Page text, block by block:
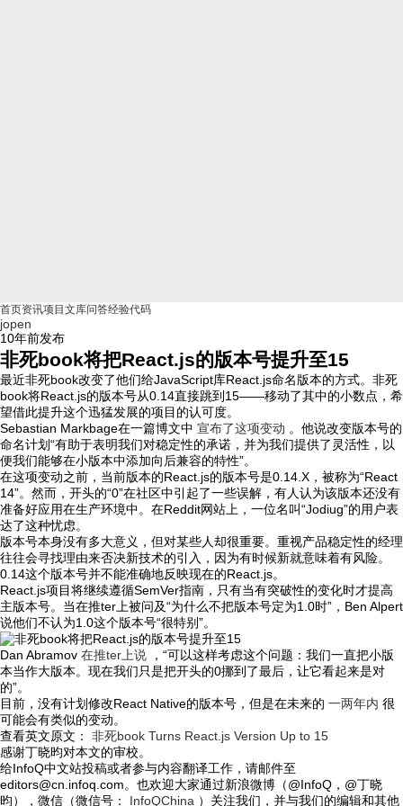
首页资讯项目 文库问答经验代码
jopen
10年前发布
非死book将把React.js的版本号提升至15
最近非死book改变了他们给JavaScript库React.js命名版本的方式。非死
book将React.js的版本号从0.14直接跳到15——移动了其中的小数点，希
望借此提升这个迅猛发展的项目的认可度。
Sebastian Markbage在一篇博文中 宣布了这项变动 。他说改变版本号的
命名计划“有助于表明我们对稳定性的承诺，并为我们提供了灵活性，以
便我们能够在小版本中添加向后兼容的特性”。
在这项变动之前，当前版本的React.js的版本号是0.14.X，被称为“React
14”。然而，开头的“0”在社区中引起了一些误解，有人认为该版本还没有
准备好应用在生产环境中。在Reddit网站上，一位名叫“Jodiug”的用户表
达了这种忧虑。
版本号本身没有多大意义，但对某些人却很重要。重视产品稳定性的经理
往往会寻找理由来否决新技术的引入，因为有时候新就意味着有风险。
0.14这个版本号并不能准确地反映现在的React.js。
React.js项目将继续遵循SemVer指南，只有当有突破性的变化时才提高
主版本号。当在推ter上被问及“为什么不把版本号定为1.0时”，Ben Alpert
说他们不认为1.0这个版本号“很特别”。
Dan Abramov 在推ter上说 ，“可以这样考虑这个问题：我们一直把小版
本当作大版本。现在我们只是把开头的0挪到了最后，让它看起来是对
的”。
目前，没有计划修改React Native的版本号，但是在未来的 一两年内 很
可能会有类似的变动。
查看英文原文： 非死book Turns React.js Version Up to 15
感谢丁晓昀对本文的审校。
给InfoQ中文站投稿或者参与内容翻译工作，请邮件至
editors@cn.infoq.com。也欢迎大家通过新浪微博（@InfoQ，@丁晓
昀），微信（微信号： InfoQChina ）关注我们，并与我们的编辑和其他